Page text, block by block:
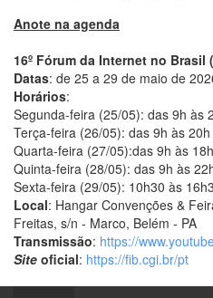
Anote na agenda
16º Fórum da Internet no Brasil
Datas: de 25 a 29 de maio de
Horários:
Segunda-feira (25/05): das 9h às
Terça-feira (26/05): das 9h às 20h
Quarta-feira (27/05):das 9h às 18h
Quinta-feira (28/05): das 9h às
Sexta-feira (29/05): 10h30 às
Local: Hangar Convenções &
Freitas, s/n - Marco, Belém - PA
Transmissão: https://
Site oficial: https://fib.cgi.br/pt